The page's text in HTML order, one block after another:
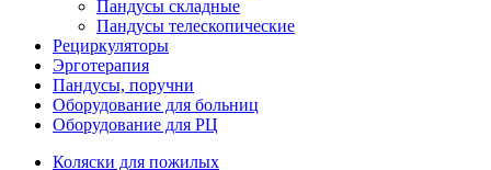
Пандусы складные
Пандусы телескопические
Рециркуляторы
Эрготерапия
Пандусы, поручни
Оборудование для больниц
Оборудование для РЦ
Коляски для пожилых